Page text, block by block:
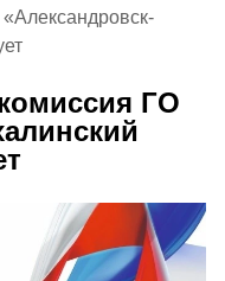
ГО